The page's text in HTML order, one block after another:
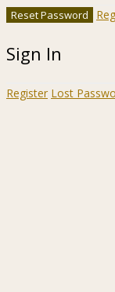
Sign In
Register Lost